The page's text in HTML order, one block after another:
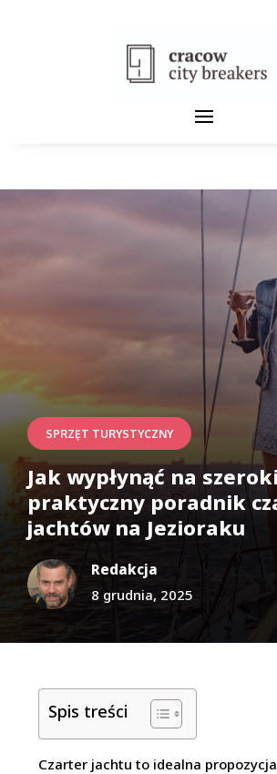
SPRZĘT TURYSTYCZNY
Jak wypłynąć na
praktyczny poradnik
jachtów na Jezioraku
Redakcja
8 grudnia, 2025
Spis treści
Czarter jachtu to idealna